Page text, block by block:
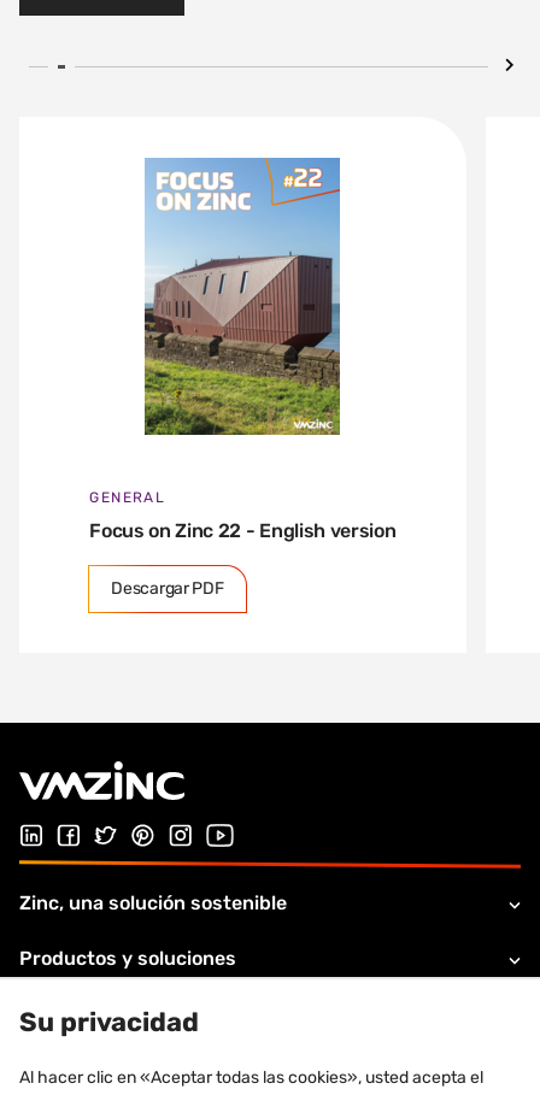
GENERAL
Focus on Zinc 22 - English version
Descargar PDF
Síguenos en LinkedIn
Síguenos en Facebook
Síganos en Twitter
Síguenos en Pinterest
Síguenos en Instagram
Visita nuestro canal de Youtube
Zinc, una solución sostenible
Productos y soluciones
Soportes y servicios
Acerca de VMZINC
Su privacidad
Al hacer clic en «Aceptar todas las cookies», usted acepta el